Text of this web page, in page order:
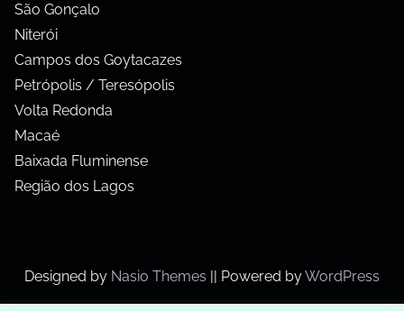
São Gonçalo
Niterói
Campos dos Goytacazes
Petrópolis / Teresópolis
Volta Redonda
Macaé
Baixada Fluminense
Região dos Lagos
Designed by Nasio Themes || Powered byWordPress